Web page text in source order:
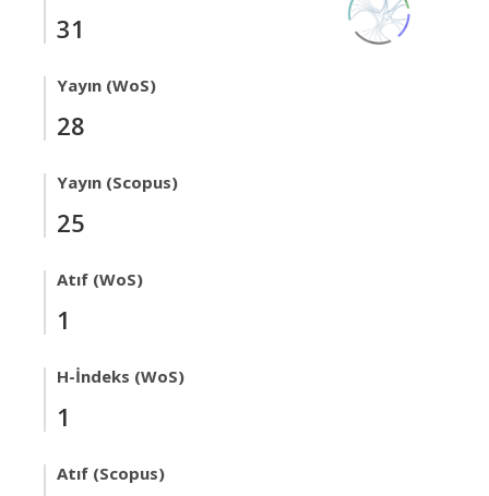
31
Yayın (WoS)
28
Yayın (Scopus)
25
Atıf (WoS)
1
H-İndeks (WoS)
1
Atıf (Scopus)